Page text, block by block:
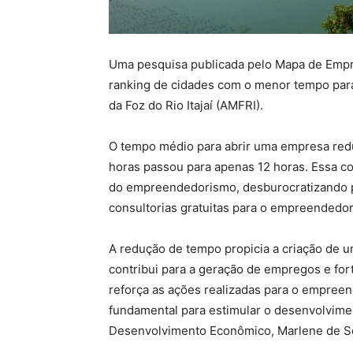
Uma pesquisa publicada pelo Mapa de
ranking de cidades com o menor tempo
da Foz do Rio Itajaí (AMFRI).
O tempo médio para abrir uma empresa
horas passou para apenas 12 horas. Essa
do empreendedorismo,
consultorias gratuitas para o
A redução de tempo propicia a criação de
contribui para a geração de empregos e
reforça as ações realizadas para o
fundamental para estimular o
Desenvolvimento Econômico, Marlene de